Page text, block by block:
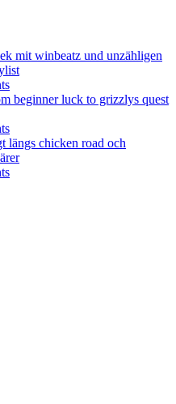
mit winbeatz und unzähligen
beginner luck to grizzlys quest
längs chicken road och